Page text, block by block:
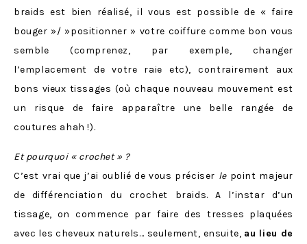
braids est bien réalisé, il vous est possible de « faire
bouger »/ »positionner » votre coiffure comme bon vous
semble (comprenez, par exemple, changer
l’emplacement de votre raie etc), contrairement aux
bons vieux tissages (où chaque nouveau mouvement est
un risque de faire apparaître une belle rangée de
coutures ahah !).
Et pourquoi « crochet » ?
C’est vrai que j’ai oublié de vous préciser lepoint majeur
de différenciation du crochet braids. A l’instar d’un
tissage, on commence par faire des tresses plaquées
avec les cheveux naturels… seulement, ensuite, au lieu de